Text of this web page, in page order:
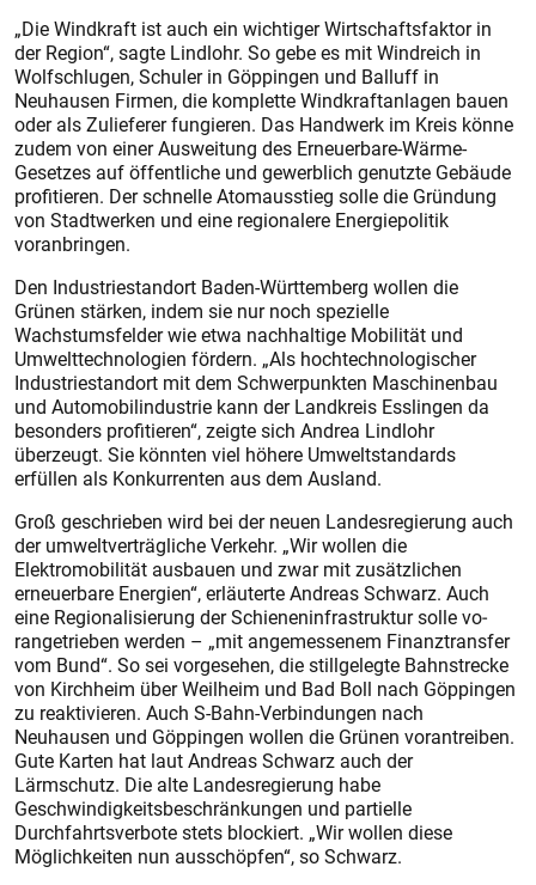
„Die Windkraft ist auch ein wichtiger Wirtschaftsfaktor in
der Region“, sagte Lindlohr. So gebe es mit Windreich in
Wolfschlugen, Schuler in Göppingen und Balluff in
Neuhausen Firmen, die komplette Windkraftanlagen bauen
oder als Zulieferer fungieren. Das Handwerk im Kreis könne
zudem von einer Ausweitung des Erneuerbare-Wärme-
Gesetzes auf öffentliche und gewerblich genutzte Gebäude
profitieren. Der schnelle Atomausstieg solle die Gründung
von Stadtwerken und eine regionalere Energiepolitik
voranbringen.
Den Industriestandort Baden-Württemberg wollen die
Grünen stärken, indem sie nur noch spezielle
Wachstumsfelder wie etwa nachhaltige Mobilität und
Umwelttechnologien fördern. „Als hochtechnologischer
Industriestandort mit dem Schwerpunkten Maschinenbau
und Automobilindustrie kann der Landkreis Esslingen da
besonders profitieren“, zeigte sich Andrea Lindlohr
überzeugt. Sie könnten viel höhere Umweltstandards
erfüllen als Konkurrenten aus dem Ausland.
Groß geschrieben wird bei der neuen Landesregierung auch
der umweltverträgliche Verkehr. „Wir wollen die
Elektromobilität ausbauen und zwar mit zusätzlichen
erneuerbare Energien“, erläuterte Andreas Schwarz. Auch
eine Regionalisierung der Schieneninfrastruktur solle vo­
rangetrieben werden – „mit angemessenem Finanztransfer
vom Bund“. So sei vorgesehen, die stillgelegte Bahnstrecke
von Kirchheim über Weilheim und Bad Boll nach Göppingen
zu reaktivieren. Auch S-Bahn-Verbindungen nach
Neuhausen und Göppingen wollen die Grünen vorantreiben.
Gute Karten hat laut Andreas Schwarz auch der
Lärmschutz. Die alte Landesregierung habe
Geschwindigkeitsbeschränkungen und partielle
Durchfahrtsverbote stets blockiert. „Wir wollen diese
Möglichkeiten nun ausschöpfen“, so Schwarz.